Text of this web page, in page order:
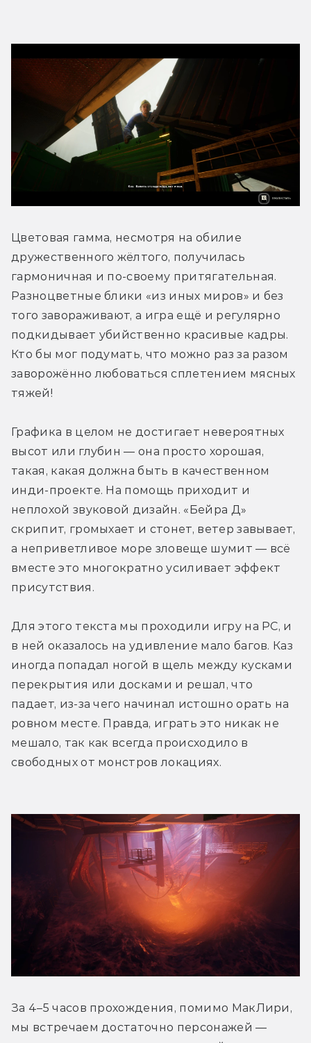
Цветовая гамма, несмотря на обилие
дружественного жёлтого, получилась
гармоничная и по-своему притягательная.
Разноцветные блики «из иных миров» и без
того завораживают, а игра ещё и регулярно
подкидывает убийственно красивые кадры.
Кто бы мог подумать, что можно раз за разом
заворожённо любоваться сплетением мясных
тяжей!
Графика в целом не достигает невероятных
высот или глубин — она просто хорошая,
такая, какая должна быть в качественном
инди-проекте. На помощь приходит и
неплохой звуковой дизайн. «Бейра Д»
скрипит, громыхает и стонет, ветер завывает,
а неприветливое море зловеще шумит — всё
вместе это многократно усиливает эффект
присутствия.
Для этого текста мы проходили игру на PC, и
в ней оказалось на удивление мало багов. Каз
иногда попадал ногой в щель между кусками
перекрытия или досками и решал, что
падает, из-за чего начинал истошно орать на
ровном месте. Правда, играть это никак не
мешало, так как всегда происходило в
свободных от монстров локациях.
За 4–5 часов прохождения, помимо МакЛири,
мы встречаем достаточно персонажей —